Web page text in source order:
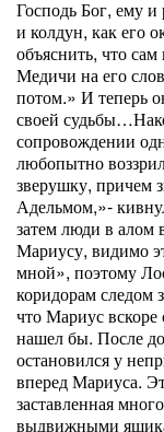
Господь Бог, ему и
и колдун, как его
объяснить, что сам
Медичи на его
потом.» И теперь
своей
сопровождении
любопытно
зверушку, причем
Адельмом,»-
затем люди в алом
Мариусу, видимо
мной», поэтому
коридорам следом
что Мариус вскоре
нашел бы. После
остановился у
вперед Мариуса.
заставленная
выдвижными